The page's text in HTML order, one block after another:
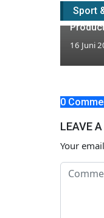
Sport
dulu -
16 Juni
0
LEAVE A
Your